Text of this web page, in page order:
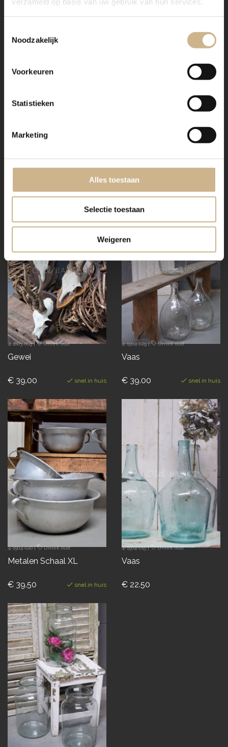
Noodzakelijk
Voorkeuren
Statistieken
Marketing
Alles toestaan
Selectie toestaan
Weigeren
4-1604-020| Uniek oud
snel in huis € 69.00
4-1603-009| Uniek oud
Gewei
€ 39.00 snel in huis
4-1504-029| Uniek oud
Vaas
€ 39.00 snel in huis
4-1504-020| Uniek oud
Metalen Schaal XL
€ 39.50 snel in huis
4-1504-015| Uniek oud
Vaas
€ 22.50